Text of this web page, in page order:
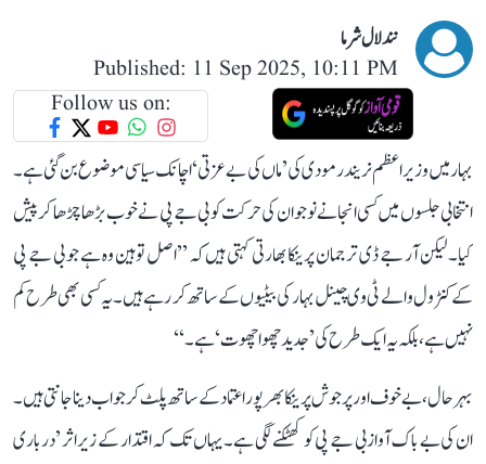
نندلال شرما
Published: 11 Sep 2025, 10:11 PM
Follow us on:
بہار میں وزیر اعظم نریندر مودی کی ’ماں کی بے عزتی‘ اچانک سیاسی موضوع بن گئی ہے۔
انتخابی جلسوں میں کسی انجانے نوجوان کی حرکت کو بی جے پی نے خوب بڑھا چڑھا کر پیش
کیا۔ لیکن آر جے ڈی ترجمان پرینکا بھارتی کہتی ہیں کہ ’’اصل توہین وہ ہے جو بی جے پی
کے کنٹرول والے ٹی وی چینل بہار کی بیٹیوں کے ساتھ کر رہے ہیں۔ یہ کسی بھی طرح کم
نہیں ہے، بلکہ یہ ایک طرح کی ’جدید چھوا چھوت‘ ہے۔‘‘
بہرحال، بے خوف اور پرجوش پرینکا بھرپور اعتماد کے ساتھ پلٹ کر جواب دینا جانتی ہیں۔
ان کی بے باک آواز بی جے پی کو کھٹکنے لگی ہے۔ یہاں تک کہ اقتدار کے زیر اثر ’درباری